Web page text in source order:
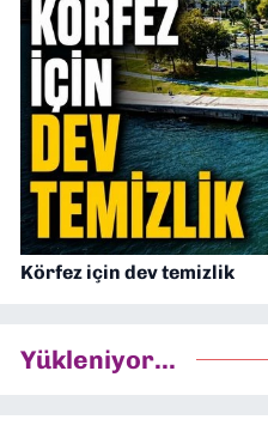
Körfez için dev temizlik
Yükleniyor...